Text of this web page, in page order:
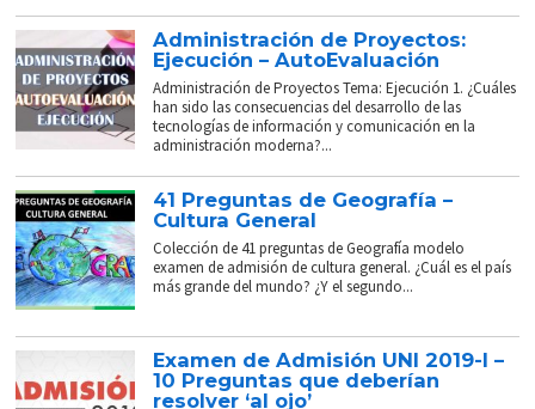
Administración de Proyectos:
Ejecución – AutoEvaluación
Administración de Proyectos Tema: Ejecución 1. ¿Cuáles
han sido las consecuencias del desarrollo de las
tecnologías de información y comunicación en la
administración moderna?...
41 Preguntas de Geografía –
Cultura General
Colección de 41 preguntas de Geografía modelo
examen de admisión de cultura general. ¿Cuál es el país
más grande del mundo? ¿Y el segundo...
Examen de Admisión UNI 2019-I –
10 Preguntas que deberían
resolver ‘al ojo’